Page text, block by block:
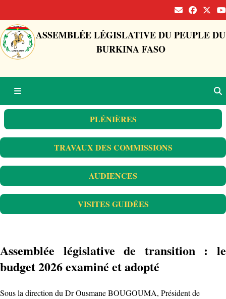
ASSEMBLÉE LÉGISLATIVE DU PEUPLE DU
BURKINA FASO
PLÉNIÈRES
TRAVAUX DES COMMISSIONS
AUDIENCES
VISITES GUIDÉES
Assemblée législative de transition : le
budget 2026 examiné et adopté
Sous la direction du Dr Ousmane BOUGOUMA, Président de